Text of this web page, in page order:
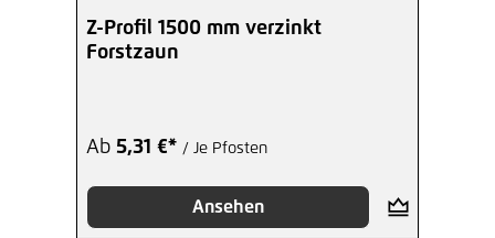
Durchschnittliche Bewertung von 4.92 von 5
Z-Profil 1500 mm verzinkt
Forstzaun
Ab 5,31 €* / Je Pfosten
Ansehen